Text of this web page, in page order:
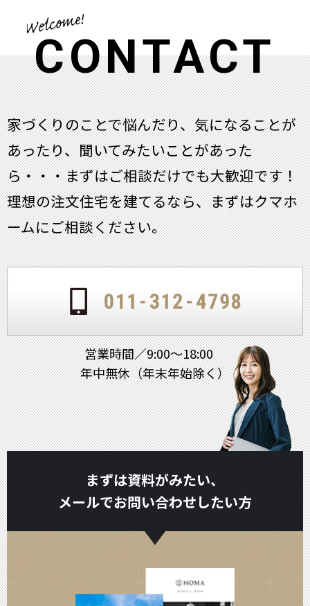
CONTACT
家づくりのことで悩んだり、気になることが
あったり、聞いてみたいことがあった
ら・・・まずはご相談だけでも大歓迎です！
理想の注文住宅を建てるなら、まずはクマホ
ームにご相談ください。
営業時間／9:00～18:00
年中無休（年末年始除く）
まずは資料がみたい、
メールでお問い合わせしたい方